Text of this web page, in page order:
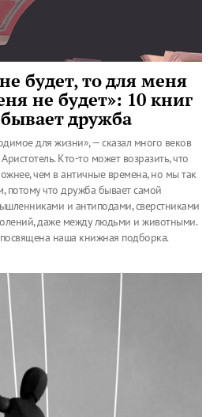
будет, то для меня
не будет»: 10 книг
дружба
для жизни», — сказал много веков
Кто-то может возразить, что
чем в античные времена, но мы так
потому что дружба бывает самой
и антиподами, сверстниками
даже между людьми и животными.
наша книжная подборка.